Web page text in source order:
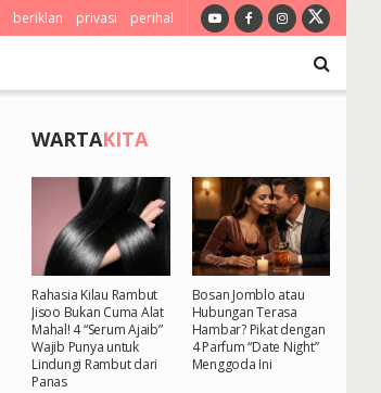
beriklan privasi perihal
WARTAKITA
Rahasia Kilau Rambut
Jisoo Bukan Cuma Alat
Mahal! 4 “Serum Ajaib”
Wajib Punya untuk
Lindungi Rambut dari
Panas
Bosan Jomblo atau
Hubungan Terasa
Hambar? Pikat dengan
4 Parfum “Date Night”
Menggoda Ini